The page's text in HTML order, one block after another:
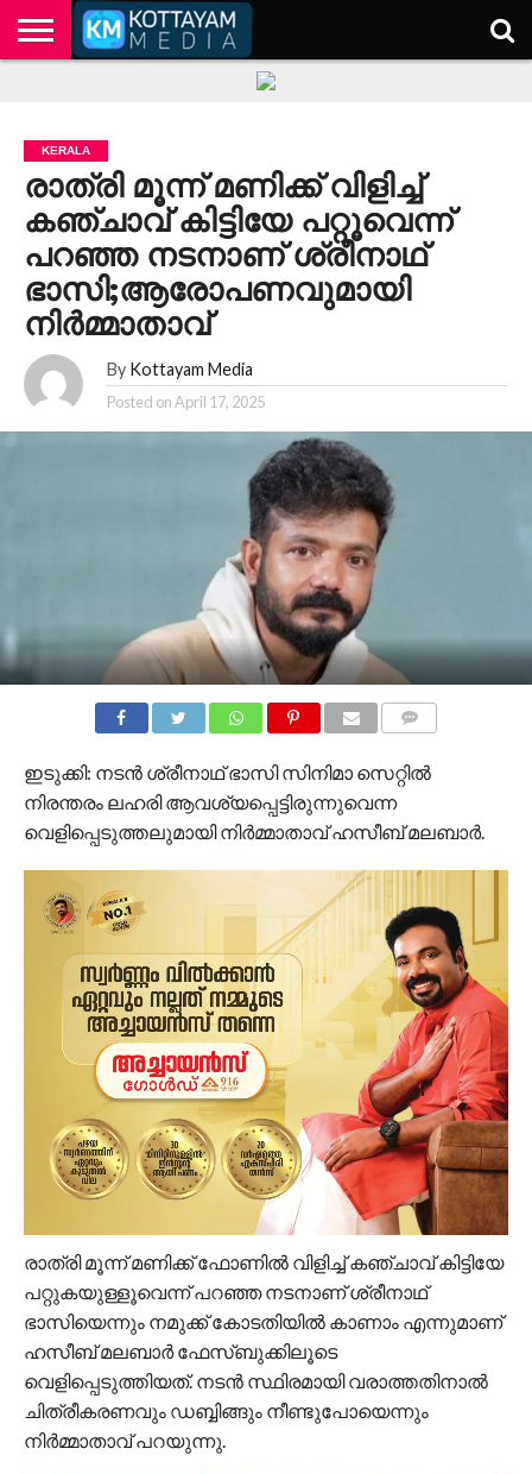
KERALA
രാത്രി മൂന്ന് മണിക്ക് വിളിച്ച്
കഞ്ചാവ് കിട്ടിയേ പറ്റൂവെന്ന്
പറഞ്ഞ നടനാണ് ശ്രീനാഥ്
ഭാസി;ആരോപണവുമായി
നിർമ്മാതാവ്
By Kottayam Media
Posted onApril 17, 2025
ഇടുക്കി: നടന്‍ ശ്രീനാഥ് ഭാസി സിനിമാ സെറ്റില്‍
നിരന്തരം ലഹരി ആവശ്യപ്പെട്ടിരുന്നുവെന്ന
വെളിപ്പെടുത്തലുമായി നിര്‍മ്മാതാവ് ഹസീബ് മലബാര്‍.
രാത്രി മൂന്ന് മണിക്ക് ഫോണില്‍ വിളിച്ച് കഞ്ചാവ് കിട്ടിയേ
പറ്റുകയുള്ളൂവെന്ന് പറഞ്ഞ നടനാണ് ശ്രീനാഥ്
ഭാസിയെന്നും നമുക്ക് കോടതിയില്‍ കാണാം എന്നുമാണ്
ഹസീബ് മലബാര്‍ ഫേസ്ബുക്കിലൂടെ
വെളിപ്പെടുത്തിയത്. നടന്‍ സ്ഥിരമായി വരാത്തതിനാല്‍
ചിത്രീകരണവും ഡബ്ബിങ്ങും നീണ്ടുപോയെന്നും
നിര്‍മ്മാതാവ് പറയുന്നു.